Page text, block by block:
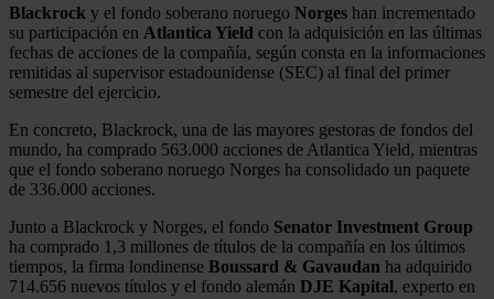
Blackrock y el fondo soberano noruego Norges han incrementado
su participación en Atlantica Yield con la adquisición en las últimas
fechas de acciones de la compañía, según consta en la informaciones
remitidas al supervisor estadounidense (SEC) al final del primer
semestre del ejercicio.
En concreto, Blackrock, una de las mayores gestoras de fondos del
mundo, ha comprado 563.000 acciones de Atlantica Yield, mientras
que el fondo soberano noruego Norges ha consolidado un paquete
de 336.000 acciones.
Junto a Blackrock y Norges, el fondo Senator Investment Group
ha comprado 1,3 millones de títulos de la compañía en los últimos
tiempos, la firma londinense Boussard & Gavaudan ha adquirido
714.656 nuevos títulos y el fondo alemán DJE Kapital, experto en